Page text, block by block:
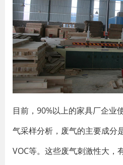
目前，90%以上的家具厂企业
气采样分析，废气的主要成分
VOC等。这些废气刺激性大，